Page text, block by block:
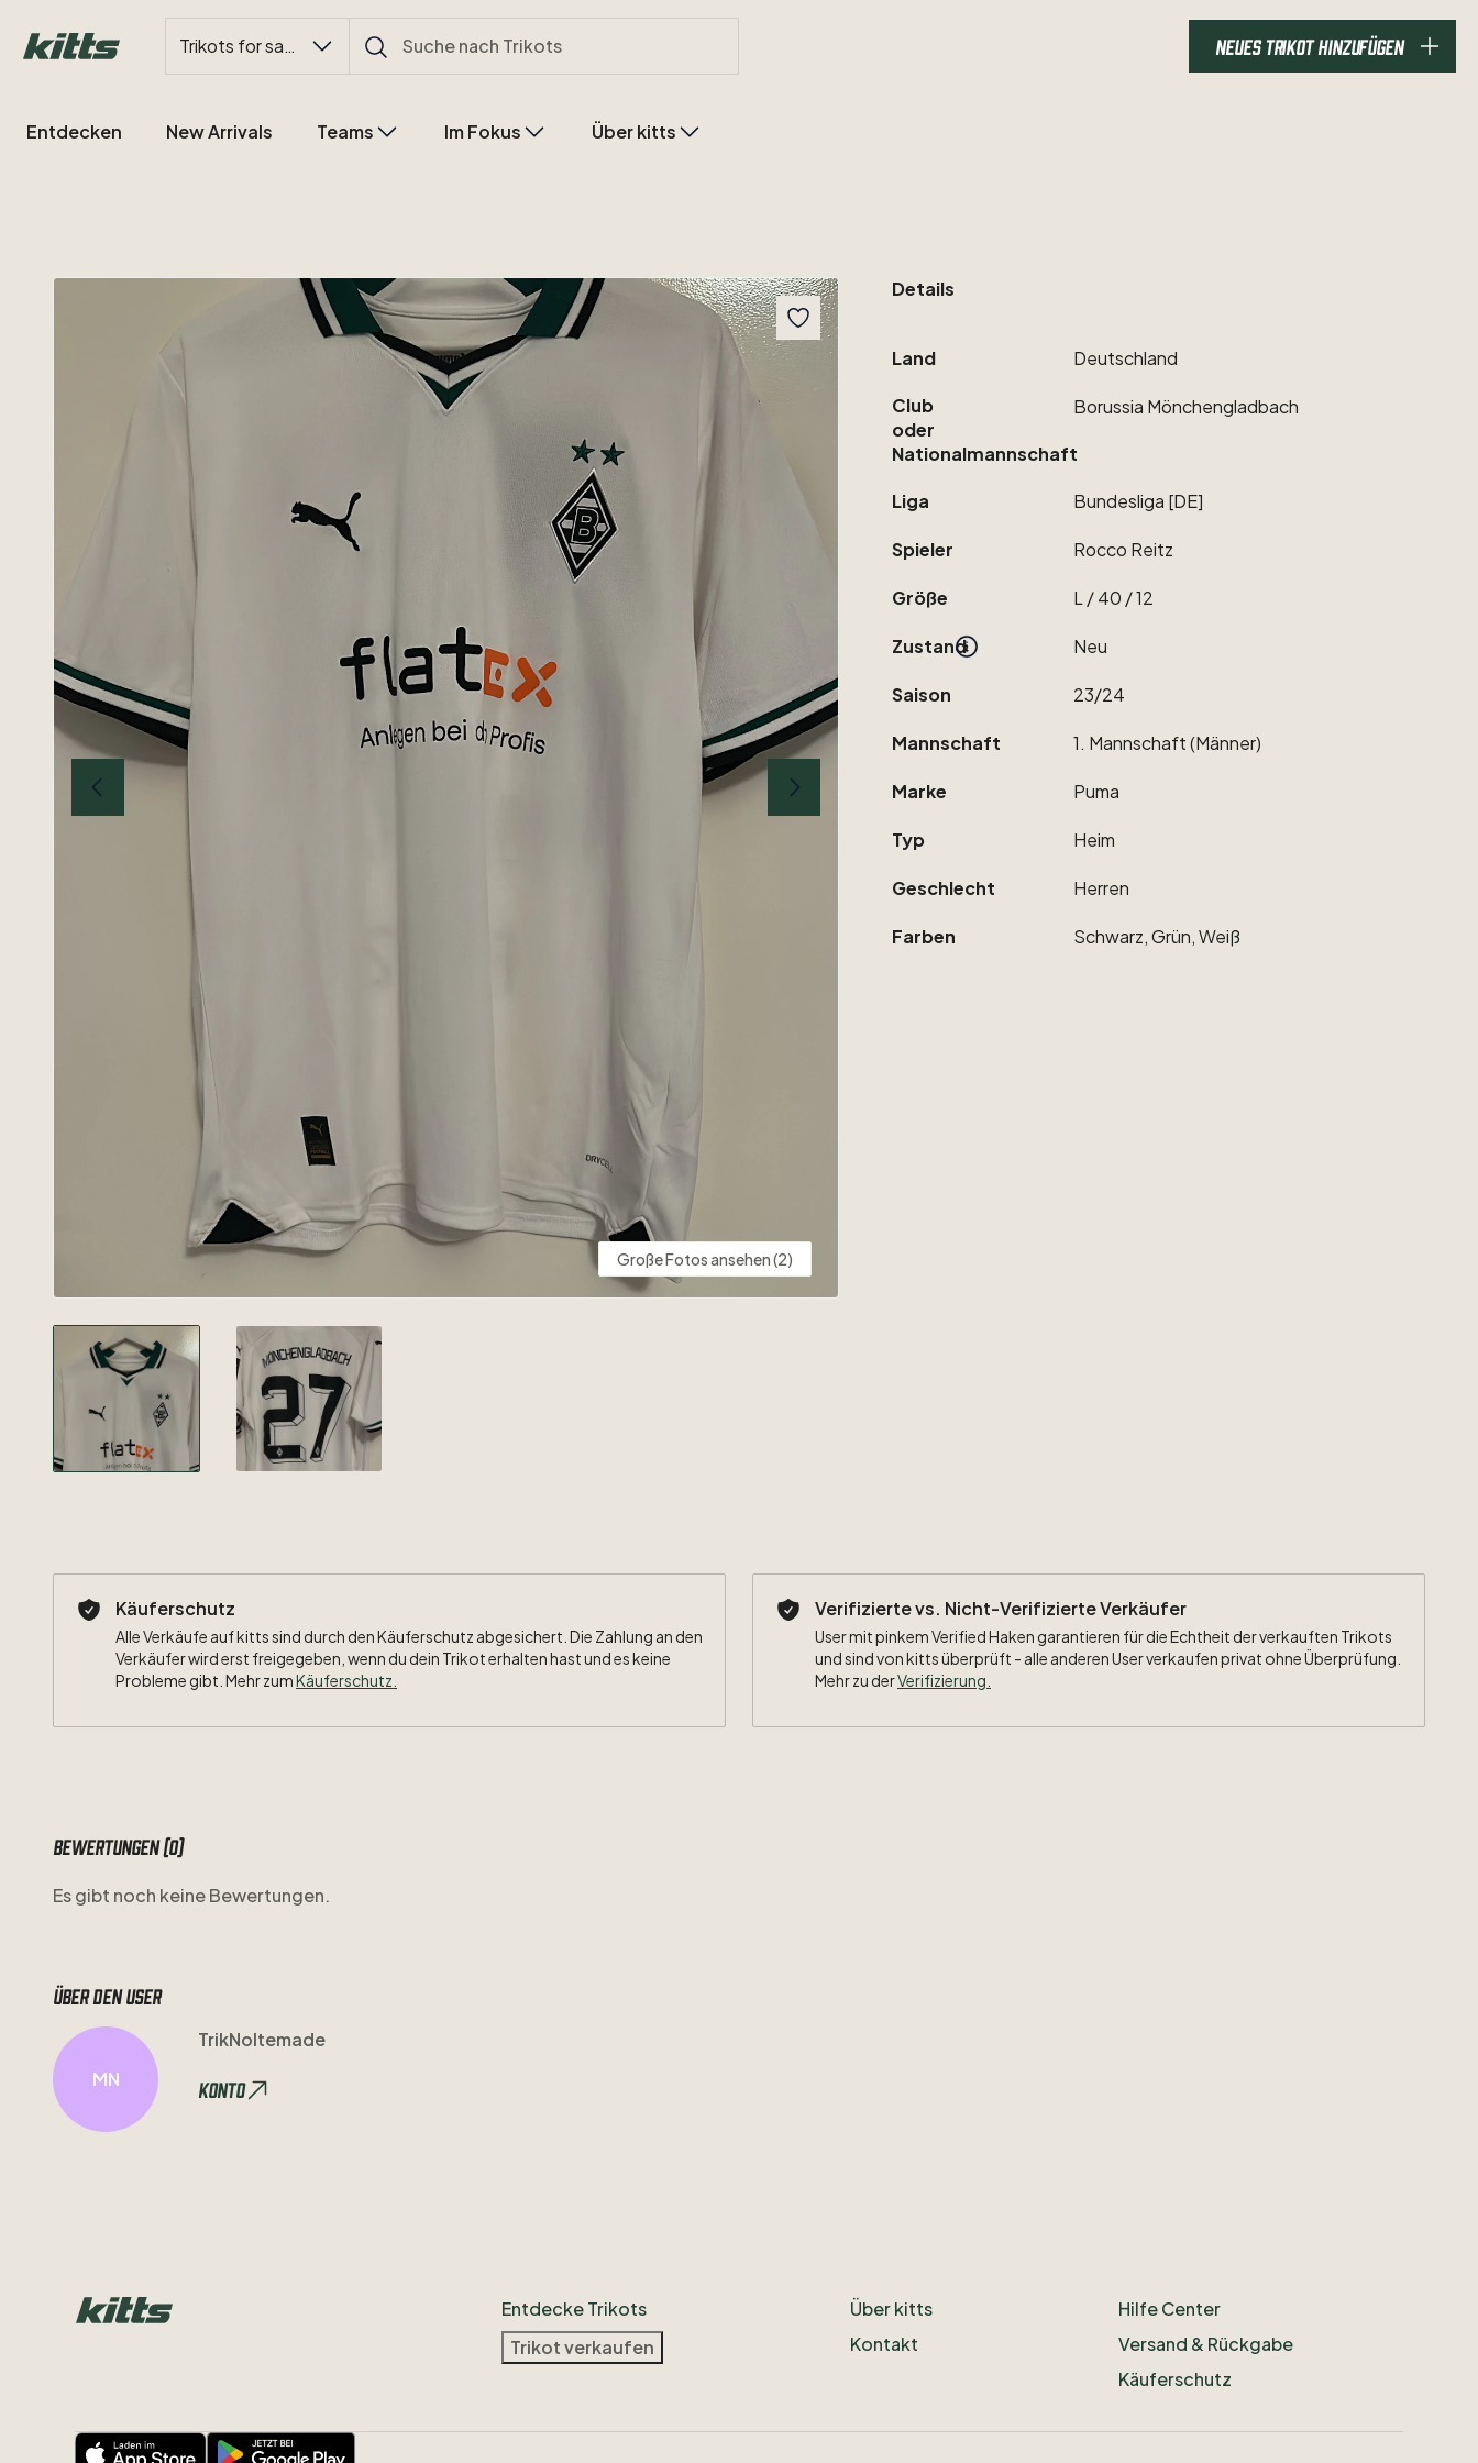
Trikots for sale NEUES TRIKOT HINZUFÜGEN
Entdecken New Arrivals Teams Im Fokus Über kitts
Große Fotos ansehen (2)
Details
Land Deutschland
Club
oder
Nationalmannschaft
Borussia Mönchengladbach
Liga Bundesliga [DE]
Spieler Rocco Reitz
Größe L ​/​40 ​/​12
Zustand Neu
Saison 23​/​24
Mannschaft 1. Mannschaft(Männer)
Marke Puma
Typ Heim
Geschlecht Herren
Farben Schwarz,Grün,Weiß
Käuferschutz
Alle Verkäufe auf kitts sind durch den Käuferschutz abgesichert. Die Zahlung an den
Verkäufer wird erst freigegeben, wenn du dein Trikot erhalten hast und es keine
Probleme gibt. Mehr zumKäuferschutz
Verifizierte vs. Nicht-Verifizierte Verkäufer
User mit pinkem Verified Haken garantieren für die Echtheit der verkauften Trikots
und sind von kitts überprüft - alle anderen User verkaufen privat ohne Überprüfung.
Mehr zu derVerifizierung.
Bewertungen (0)
Es gibt noch keine Bewertungen.
Über den user
MN
TrikNoltemade
Konto
Entdecke Trikots
Trikot verkaufen
Über kitts
Kontakt
Hilfe Center
Versand & Rückgabe
Käuferschutz